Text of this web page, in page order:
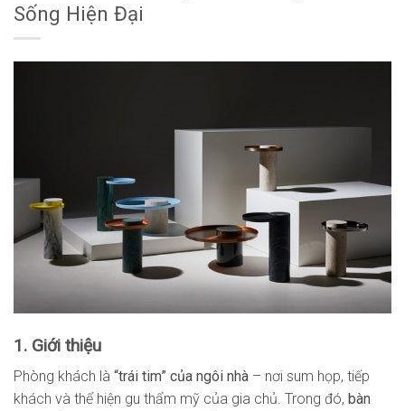
Sống Hiện Đại
1. Giới thiệu
Phòng khách là “trái tim” của ngôi nhà – nơi sum họp, tiếp
khách và thể hiện gu thẩm mỹ của gia chủ. Trong đó, bàn